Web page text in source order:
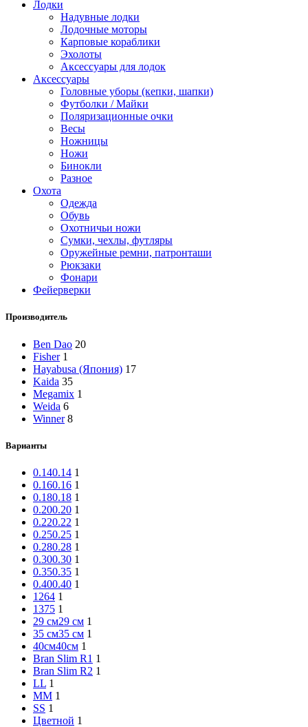
Лодки
Надувные лодки
Лодочные моторы
Карповые кораблики
Эхолоты
Аксессуары для лодок
Аксессуары
Головные уборы (кепки, шапки)
Футболки / Майки
Поляризационные очки
Весы
Ножницы
Ножи
Бинокли
Разное
Охота
Одежда
Обувь
Охотничьи ножи
Сумки, чехлы, футляры
Оружейные ремни, патронташи
Рюкзаки
Фонари
Фейерверки
Производитель
Ben Dao 20
Fisher 1
Hayabusa (Япония) 17
Kaida 35
Megamix 1
Weida 6
Winner 8
Варианты
0.140.14 1
0.160.16 1
0.180.18 1
0.200.20 1
0.220.22 1
0.250.25 1
0.280.28 1
0.300.30 1
0.350.35 1
0.400.40 1
1264 1
1375 1
29 см29 см 1
35 см35 см 1
40см40см 1
Bran Slim R1 1
Bran Slim R2 1
LL 1
MM 1
SS 1
Цветной 1